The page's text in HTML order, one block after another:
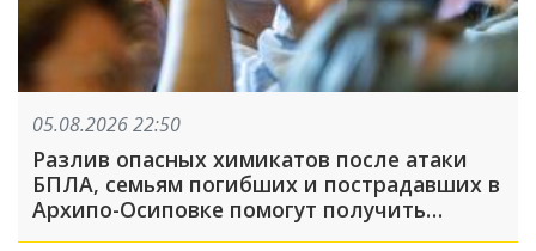
05.08.2026 22:50
Разлив опасных химикатов после атаки
БПЛА, семьям погибших и пострадавших в
Архипо-Осиповке помогут получить